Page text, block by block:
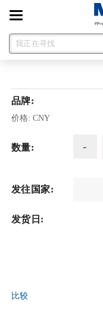
Toggle
navigation
品牌:
价格: CNY
数量:
发往国家:
发货日:
比较